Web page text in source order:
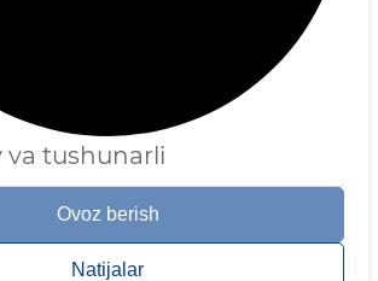
va tushunarli
Ovoz berish
Natijalar